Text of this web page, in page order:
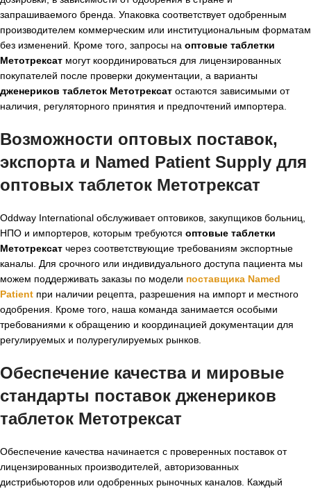
запрашиваемого бренда. Упаковка соответствует одобренным
производителем коммерческим или институциональным форматам
без изменений. Кроме того, запросы на оптовые таблетки
Метотрексат могут координироваться для лицензированных
покупателей после проверки документации, а варианты
дженериков таблеток Метотрексат остаются зависимыми от
наличия, регуляторного принятия и предпочтений импортера.
Возможности оптовых поставок,
экспорта и Named Patient Supply для
оптовых таблеток Метотрексат
Oddway International обслуживает оптовиков, закупщиков больниц,
НПО и импортеров, которым требуются оптовые таблетки
Метотрексат через соответствующие требованиям экспортные
каналы. Для срочного или индивидуального доступа пациента мы
можем поддерживать заказы по модели поставщика Named
Patient при наличии рецепта, разрешения на импорт и местного
одобрения. Кроме того, наша команда занимается особыми
требованиями к обращению и координацией документации для
регулируемых и полурегулируемых рынков.
Обеспечение качества и мировые
стандарты поставок дженериков
таблеток Метотрексат
Обеспечение качества начинается с проверенных поставок от
лицензированных производителей, авторизованных
дистрибьюторов или одобренных рыночных каналов. Каждый